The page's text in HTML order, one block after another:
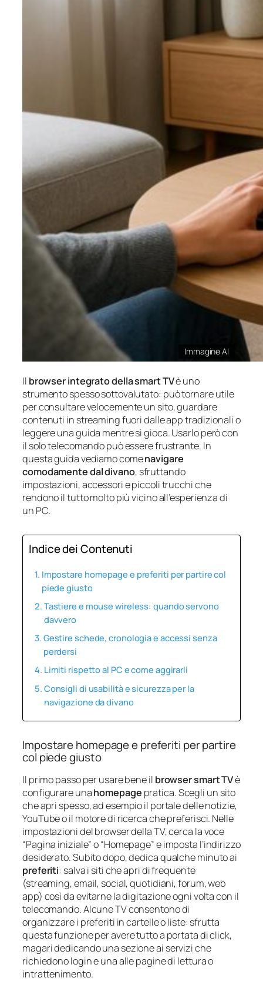
Immagine AI
Il browser integrato della smart TVè uno
strumento spesso sottovalutato: può tornare utile
per consultare velocemente un sito, guardare
contenuti in streaming fuori dalle app tradizionali o
leggere una guida mentre si gioca. Usarlo però con
il solo telecomando può essere frustrante. In
questa guida vediamo comenavigare
comodamente dal divano, sfruttando
impostazioni, accessori e piccoli trucchi che
rendono il tutto molto più vicino all’esperienza di
un PC.
Indice dei Contenuti
Impostare homepage e preferiti per partire col
piede giusto
Tastiere e mouse wireless: quando servono
davvero
Gestire schede, cronologia e accessi senza
perdersi
Limiti rispetto al PC e come aggirarli
Consigli di usabilità e sicurezza per la
navigazione da divano
Impostare homepage e preferiti per partire
col piede giusto
Il primo passo per usare bene il browser smart TVè
configurare unahomepage pratica. Scegli un sito
che apri spesso, ad esempio il portale delle notizie,
YouTube o il motore di ricerca che preferisci. Nelle
impostazioni del browser della TV, cerca la voce
“Pagina iniziale” o “Homepage” e imposta l’indirizzo
desiderato. Subito dopo, dedica qualche minuto ai
preferiti: salva i siti che apri di frequente
(streaming, email, social, quotidiani, forum, web
app) così da evitarne la digitazione ogni volta con il
telecomando. Alcune TV consentono di
organizzare i preferiti in cartelle o liste: sfrutta
questa funzione per avere tutto a portata di click,
magari dedicando una sezione ai servizi che
richiedono login e una alle pagine di lettura o
intrattenimento.